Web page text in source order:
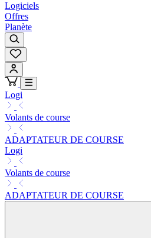
Logiciels
Offres
Planète
Logi
Volants de course
ADAPTATEUR DE COURSE
Logi
Volants de course
ADAPTATEUR DE COURSE